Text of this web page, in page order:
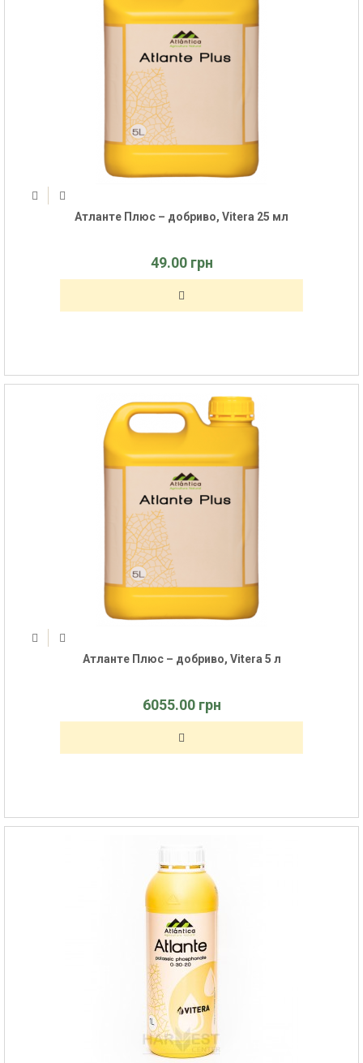
Атланте Плюс – добриво, Vitera 25 мл
49.00 грн
Атланте Плюс – добриво, Vitera 5 л
6055.00 грн